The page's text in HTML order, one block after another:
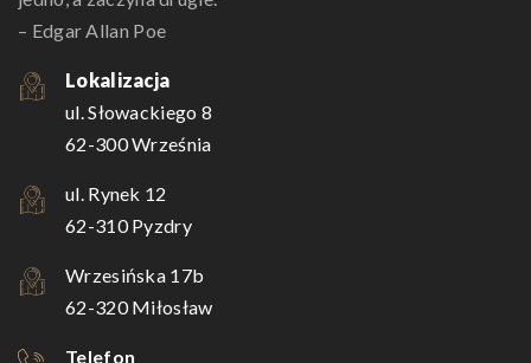
– Edgar Allan Poe
Lokalizacja
ul. Słowackiego 8
62-300 Września
ul. Rynek 12
62-310 Pyzdry
Wrzesińska 17b
62-320 Miłosław
Telefon